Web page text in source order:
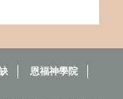
恩福神學院